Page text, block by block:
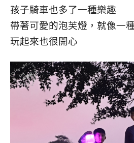
孩子騎車也多了一種樂趣
帶著可愛的泡芙燈，就像一
玩起來也很開心